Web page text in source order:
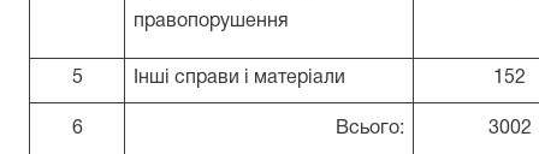
правопорушення
5 Інші справи і матеріали 152
6 Всього: 3002